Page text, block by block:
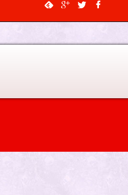
$data_object, $depth = 0, $args =